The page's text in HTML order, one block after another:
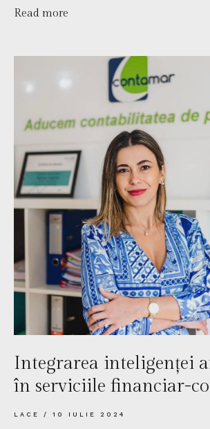
Read more
Integrarea inteligenței
în serviciile financiar-
LACE 10 IULIE 2024